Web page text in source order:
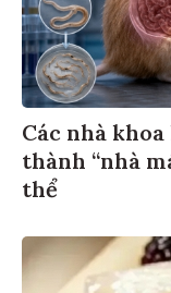
Các nhà
thành “nhà
thể